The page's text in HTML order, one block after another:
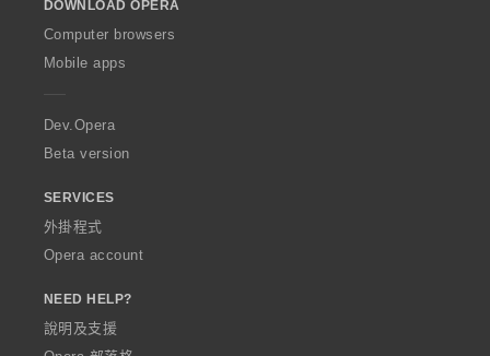
w
O
p
a
DOWNLOAD OPERA
Computer browsers
Mobile apps
Dev.Opera
Beta version
SERVICES
外掛程式
Opera account
NEED HELP?
說明及支援